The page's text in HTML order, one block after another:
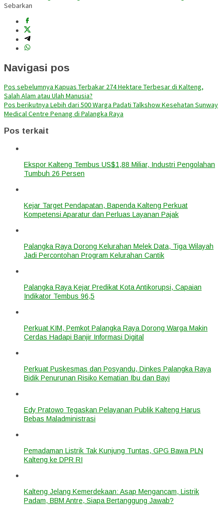
Sebarkan
Navigasi pos
Pos sebelumnya Kapuas Terbakar 274 Hektare Terbesar di Kalteng,
Salah Alam atau Ulah Manusia?
Pos berikutnya Lebih dari 500 Warga Padati Talkshow Kesehatan Sunway
Medical Centre Penang di Palangka Raya
Pos terkait
Ekspor Kalteng Tembus US$1,88 Miliar, Industri Pengolahan
Tumbuh 26 Persen
Kejar Target Pendapatan, Bapenda Kalteng Perkuat
Kompetensi Aparatur dan Perluas Layanan Pajak
Palangka Raya Dorong Kelurahan Melek Data, Tiga Wilayah
Jadi Percontohan Program Kelurahan Cantik
Palangka Raya Kejar Predikat Kota Antikorupsi, Capaian
Indikator Tembus 96,5
Perkuat KIM, Pemkot Palangka Raya Dorong Warga Makin
Cerdas Hadapi Banjir Informasi Digital
Perkuat Puskesmas dan Posyandu, Dinkes Palangka Raya
Bidik Penurunan Risiko Kematian Ibu dan Bayi
Edy Pratowo Tegaskan Pelayanan Publik Kalteng Harus
Bebas Maladministrasi
Pemadaman Listrik Tak Kunjung Tuntas, GPG Bawa PLN
Kalteng ke DPR RI
Kalteng Jelang Kemerdekaan: Asap Mengancam, Listrik
Padam, BBM Antre, Siapa Bertanggung Jawab?